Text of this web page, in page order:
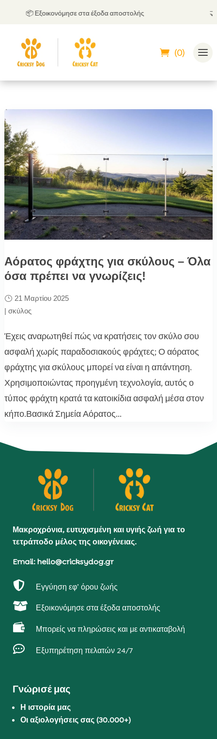
📦 Εξοικονόμησε στα έξοδα αποστολής
(0)
Αόρατος φράχτης για σκύλους – Όλα
όσα πρέπει να γνωρίζεις!
21 Μαρτίου 2025
| σκύλος
Έχεις αναρωτηθεί πώς να κρατήσεις τον σκύλο σου
ασφαλή χωρίς παραδοσιακούς φράχτες; Ο αόρατος
φράχτης για σκύλους μπορεί να είναι η απάντηση.
Χρησιμοποιώντας προηγμένη τεχνολογία, αυτός ο
τύπος φράχτη κρατά τα κατοικίδια ασφαλή μέσα στον
κήπο.Βασικά Σημεία Αόρατος...
Μακροχρόνια, ευτυχισμένη και υγιής ζωή για το
τετράποδο μέλος της οικογένειας.
Email: hello@cricksydog.gr
 Εγγύηση εφ’ όρου ζωής
 Εξοικονόμησε στα έξοδα αποστολής
 Μπορείς να πληρώσεις και με αντικαταβολή
 Εξυπηρέτηση πελατών 24/7
Γνώρισέ μας
Η ιστορία μας
Οι αξιολογήσεις σας (30.000+)